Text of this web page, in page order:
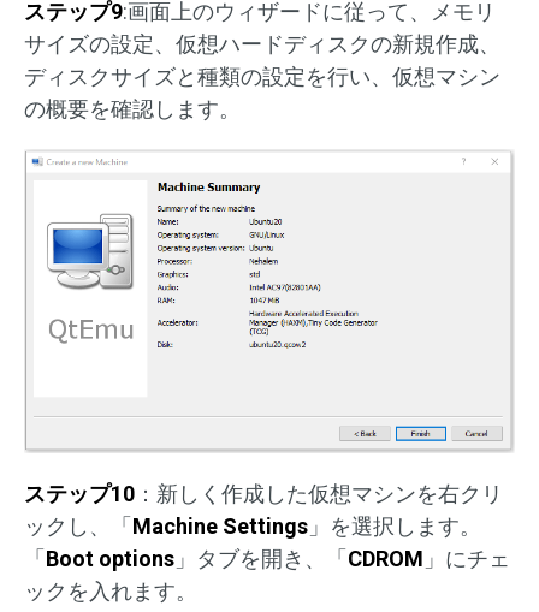
ステップ9:画面上のウィザードに従って、メモリ
サイズの設定、仮想ハードディスクの新規作成、
ディスクサイズと種類の設定を行い、仮想マシン
の概要を確認します。
ステップ10 ：新しく作成した仮想マシンを右クリ
ックし、「 Machine Settings 」を選択します。
「 Boot options 」タブを開き、「 CDROM 」にチェ
ックを入れます。